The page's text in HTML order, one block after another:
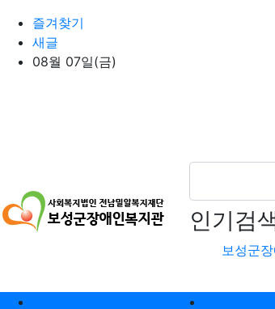
상단 네비
즐겨찾기
새글
08월 07일(금)
인기검
보성군